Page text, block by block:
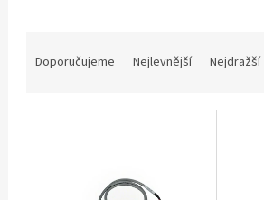
Doporučujeme Nejlevnější Nejdražší